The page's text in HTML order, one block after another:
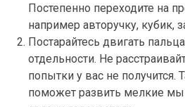
Постепенно переходите на
например авторучку, кубик,
Постарайтесь двигать
отдельности. Не
попытки у вас не получится.
поможет развить мелкие